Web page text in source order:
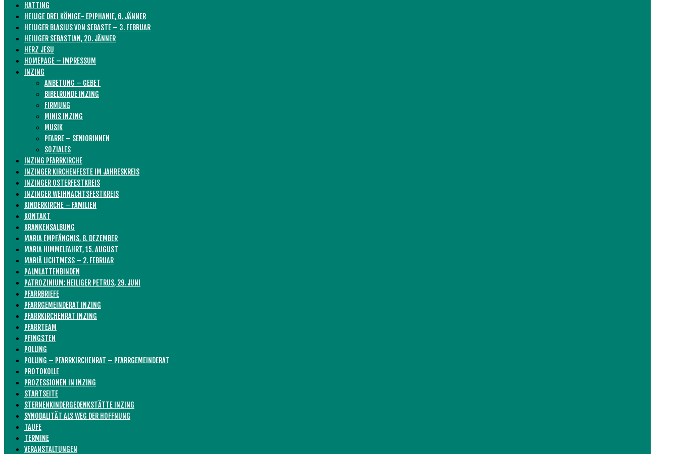
HATTING
HEILIGE DREI KÖNIGE- EPIPHANIE, 6. JÄNNER
HEILIGER BLASIUS VON SEBASTE – 3. FEBRUAR
HEILIGER SEBASTIAN, 20. JÄNNER
HERZ JESU
HOMEPAGE – IMPRESSUM
INZING
ANBETUNG – GEBET
BIBELRUNDE INZING
FIRMUNG
MINIS INZING
MUSIK
PFARRE – SENIORINNEN
SOZIALES
INZING PFARRKIRCHE
INZINGER KIRCHENFESTE IM JAHRESKREIS
INZINGER OSTERFESTKREIS
INZINGER WEIHNACHTSFESTKREIS
KINDERKIRCHE – FAMILIEN
KONTAKT
KRANKENSALBUNG
MARIA EMPFÄNGNIS, 8. DEZEMBER
MARIA HIMMELFAHRT, 15. AUGUST
MARIÄ LICHTMESS – 2. FEBRUAR
PALMLATTENBINDEN
PATROZINIUM: HEILIGER PETRUS, 29. JUNI
PFARRBRIEFE
PFARRGEMEINDERAT INZING
PFARRKIRCHENRAT INZING
PFARRTEAM
PFINGSTEN
POLLING
POLLING – PFARRKIRCHENRAT – PFARRGEMEINDERAT
PROTOKOLLE
PROZESSIONEN IN INZING
STARTSEITE
STERNENKINDERGEDENKSTÄTTE INZING
SYNODALITÄT ALS WEG DER HOFFNUNG
TAUFE
TERMINE
VERANSTALTUNGEN